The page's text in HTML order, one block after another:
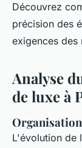
Découvrez
précision des
exigences des
Analyse
de luxe à
L'évolution de